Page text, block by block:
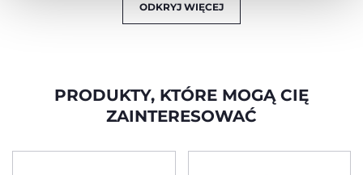
ODKRYJ WIĘCEJ
PRODUKTY, KTÓRE MOGĄ CIĘ
ZAINTERESOWAĆ